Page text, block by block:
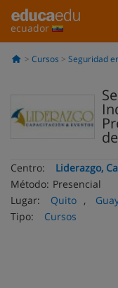
ecuador
Cursos Seguridad
Centro:
Liderazgo,
Método: Presencial
Lugar:
Quito ,
Tipo:
Cursos